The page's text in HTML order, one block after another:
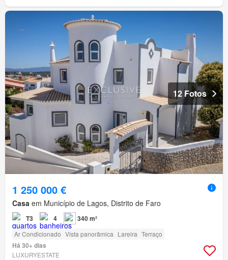
12 Fotos
1 250 000 €
Casa em Município de Lagos, Distrito de Faro
T3 4 340 m²
Ar Condicionado Vista panorâmica Lareira Terraço
Há 30+ dias
LUXURYESTATE